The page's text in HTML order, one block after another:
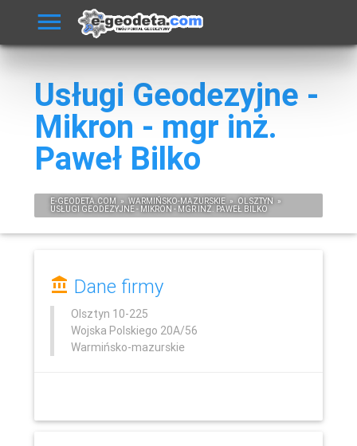
Usługi Geodezyjne -
Mikron - mgr inż.
Paweł Bilko
E-GEODETA.COM » WARMIŃSKO-MAZURSKIE » OLSZTYN »
USŁUGI GEODEZYJNE - MIKRON - MGR INŻ. PAWEŁ BILKO
Dane firmy
Olsztyn 10-225
Wojska Polskiego 20A/56
Warmińsko-mazurskie